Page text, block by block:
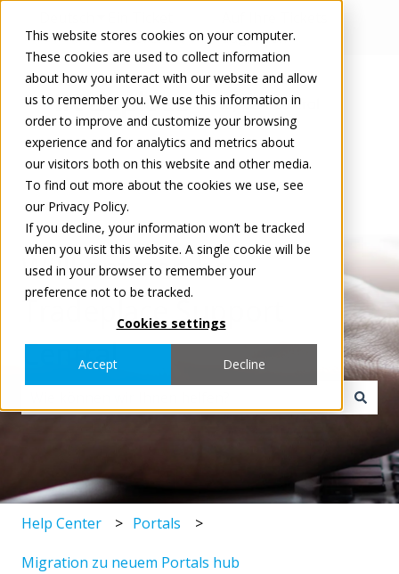
This website stores cookies on your computer.
These cookies are used to collect information
about how you interact with our website and allow
us to remember you. We use this information in
order to improve and customize your browsing
experience and for analytics and metrics about
our visitors both on this website and other media.
To find out more about the cookies we use, see
our Privacy Policy.
If you decline, your information won’t be tracked
when you visit this website. A single cookie will be
used in your browser to remember your
preference not to be tracked.
Cookies settings
Accept Decline
erstellen
zugreifen
Willkommen bei
Tradeplace Support
Central
Help Center Portals
Migration zu neuem Portals hub